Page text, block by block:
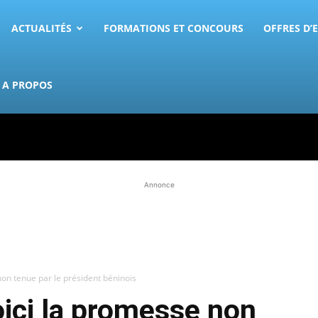
ACTUALITÉS FORMATIONS ET CONCOURS OFFRES
A PROPOS
Annonce
tenue par le président béninois
la promesse non